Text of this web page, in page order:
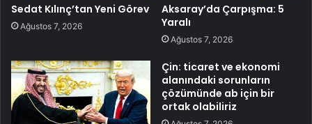
Sedat Kılınç’tan Yeni Görev
Ağustos 7, 2026
Aksaray’da Çarpışma: 5
Yaralı
Ağustos 7, 2026
Çin: ticaret ve ekonomi
alanındaki sorunların
çözümünde ab için bir
ortak olabiliriz